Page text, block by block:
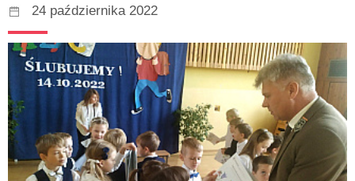
24 października 2022